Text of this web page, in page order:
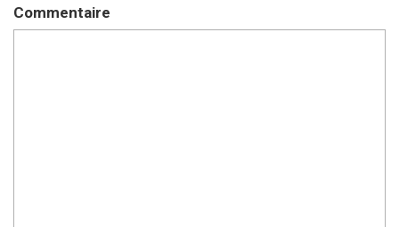
Commentaire